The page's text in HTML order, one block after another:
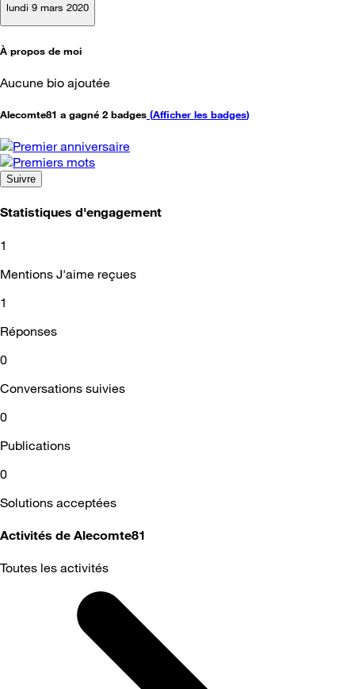
lundi 9 mars 2020
À propos de moi
Aucune bio ajoutée
Alecomte81 a gagné 2 badges (Afficher les badges)
Suivre
Statistiques d'engagement
1
Mentions J'aime reçues
1
Réponses
0
Conversations suivies
0
Publications
0
Solutions acceptées
Activités de Alecomte81
Toutes les activités